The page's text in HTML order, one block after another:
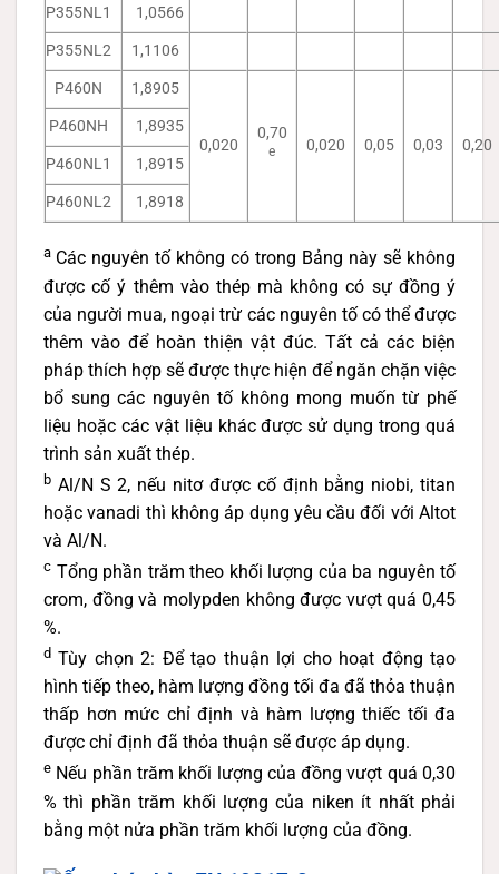
P355NL1
1,0566
P355NL2
1,1106
P460N
1,8905
0,020
0,70
e 0,020 0,05 0,03 0,20
P460NH
1,8935
P460NL1
1,8915
P460NL2
1,8918
a Các nguyên tố không có trong Bảng này sẽ không
được cố ý thêm vào thép mà không có sự đồng ý
của người mua, ngoại trừ các nguyên tố có thể được
thêm vào để hoàn thiện vật đúc. Tất cả các biện
pháp thích hợp sẽ được thực hiện để ngăn chặn việc
bổ sung các nguyên tố không mong muốn từ phế
liệu hoặc các vật liệu khác được sử dụng trong quá
trình sản xuất thép.
b Al/N S 2, nếu nitơ được cố định bằng niobi, titan
hoặc vanadi thì không áp dụng yêu cầu đối với Altot
và Al/N.
c Tổng phần trăm theo khối lượng của ba nguyên tố
crom, đồng và molypden không được vượt quá 0,45
%.
d Tùy chọn 2: Để tạo thuận lợi cho hoạt động tạo
hình tiếp theo, hàm lượng đồng tối đa đã thỏa thuận
thấp hơn mức chỉ định và hàm lượng thiếc tối đa
được chỉ định đã thỏa thuận sẽ được áp dụng.
e Nếu phần trăm khối lượng của đồng vượt quá 0,30
% thì phần trăm khối lượng của niken ít nhất phải
bằng một nửa phần trăm khối lượng của đồng.